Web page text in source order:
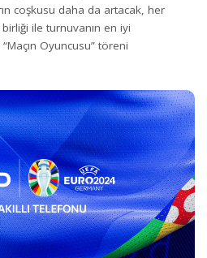
coşkusu daha da artacak, her
ile turnuvanın en iyi
Oyuncusu” töreni